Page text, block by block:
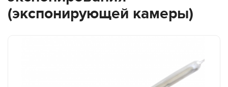
(экспонирующей камеры)